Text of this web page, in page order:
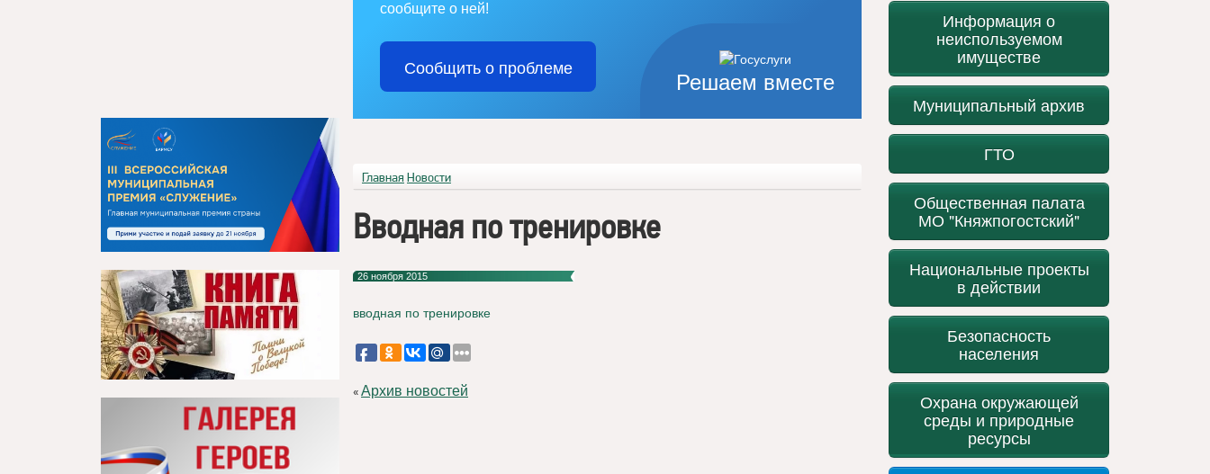
Решаем вместе
сообщите о ней!
Сообщить о проблеме
Главная Новости
Вводная по тренировке
26 ноября 2015
вводная по тренировке
«Архив новостей
Информация о
неиспользуемом
имуществе
Муниципальный архив
ГТО
Общественная палата
МО "Княжпогостский"
Национальные проекты
в действии
Безопасность
населения
Охрана окружающей
среды и природные
ресурсы